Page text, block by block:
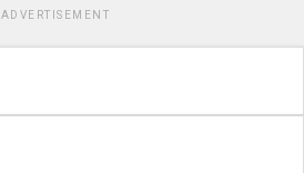
ADVERTISEMENT